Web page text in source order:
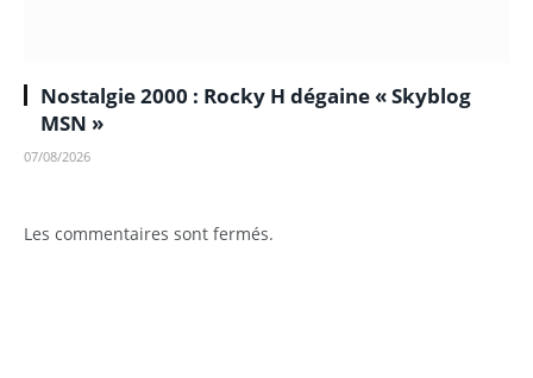
Nostalgie 2000 : Rocky H dégaine « Skyblog
MSN »
07/08/2026
Les commentaires sont fermés.